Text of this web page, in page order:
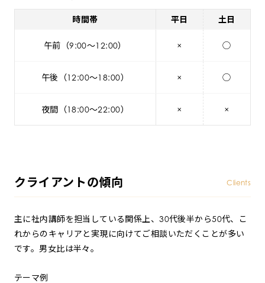
時間帯 平日 土日
午前（9:00～12:00） × ◯
午後（12:00～18:00） × ◯
夜間（18:00～22:00） × ×
クライアントの傾向 Clients
主に社内講師を担当している関係上、30代後半から50代、こ
れからのキャリアと実現に向けてご相談いただくことが多い
です。男女比は半々。
テーマ例